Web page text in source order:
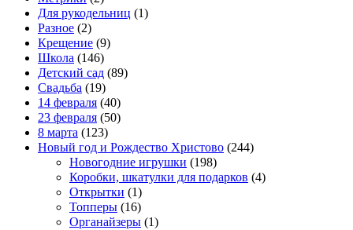
Для рукодельниц (1)
Разное (2)
Крещение (9)
Школа (146)
Детский сад (89)
Свадьба (19)
14 февраля (40)
23 февраля (50)
8 марта (123)
Новый год и Рождество Христово (244)
Новогодние игрушки (198)
Коробки, шкатулки для подарков (4)
Открытки (1)
Топперы (16)
Органайзеры (1)